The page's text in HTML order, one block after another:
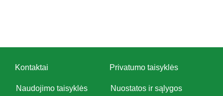
Kontaktai Privatumo taisyklės
Naudojimo taisyklės Nuostatos ir sąlygos